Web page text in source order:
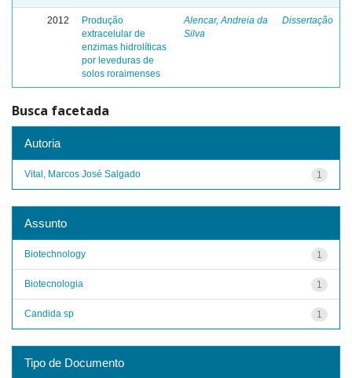
2012
Produção
extracelular de
enzimas hidrolíticas
por leveduras de
solos roraimenses
Alencar, Andreia da
Silva
Dissertação
Busca facetada
Autoria
1
Vital, Marcos José Salgado
Assunto
1
Biotechnology
1
Biotecnologia
1
Candida sp
Tipo de Documento